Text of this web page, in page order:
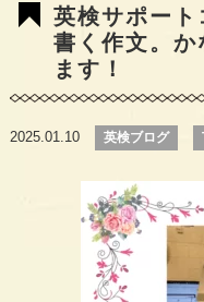
英検サポー
書く作文。
ます！
2025.01.10 英検ブログ